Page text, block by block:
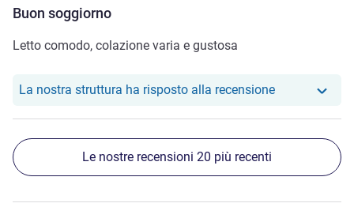
Buon soggiorno
Letto comodo, colazione varia e gustosa
La nostra struttura ha risposto alla recensioneIl nostro hotel
Le nostre recensioni 20 più recenti